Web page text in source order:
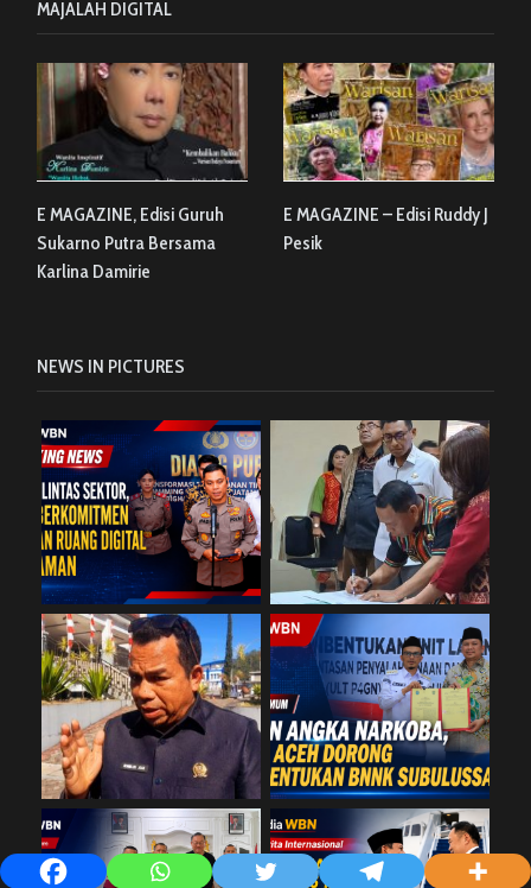
MAJALAH DIGITAL
E MAGAZINE, Edisi Guruh
Sukarno Putra Bersama
Karlina Damirie
E MAGAZINE – Edisi Ruddy J
Pesik
NEWS IN PICTURES